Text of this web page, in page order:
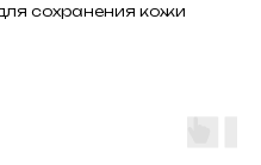
сохранения кожи